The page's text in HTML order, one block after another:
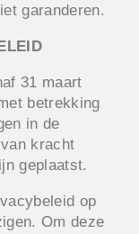
garanderen.
31 maart
betrekking
in de
kracht
geplaatst.
op
Om deze